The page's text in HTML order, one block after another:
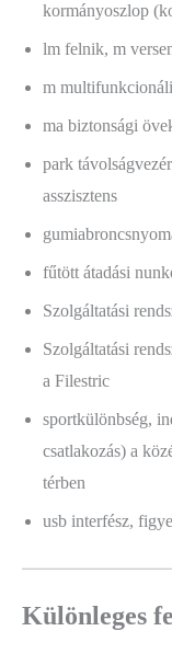
kormányoszlop
lm felnik, m
m
ma biztonsági
park
asszisztens
fűtött átadási
Szolgáltatási
Szolgáltatási
a Filestric
sportkülönbség,
csatlakozás) a
térben
usb interfész,
Különleges